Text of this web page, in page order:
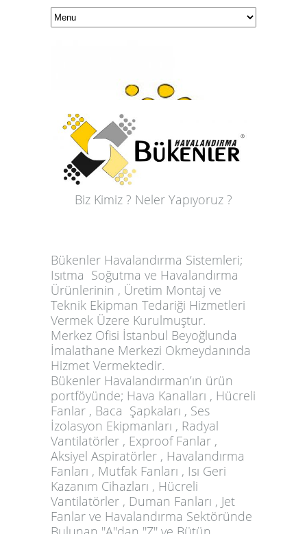
Biz Kimiz ? Neler Yapıyoruz ?
Bükenler Havalandırma Sistemleri;
Isıtma Soğutma ve Havalandırma
Ürünlerinin , Üretim Montaj ve
Teknik Ekipman Tedariği Hizmetleri
Vermek Üzere Kurulmuştur.
Merkez Ofisi İstanbul Beyoğlunda
İmalathane Merkezi Okmeydanında
Hizmet Vermektedir.
Bükenler Havalandırman’ın ürün
portföyünde; Hava Kanalları , Hücreli
Fanlar , Baca Şapkaları , Ses
İzolasyon Ekipmanları , Radyal
Vantilatörler , Exproof Fanlar ,
Aksiyel Aspiratörler , Havalandırma
Fanları , Mutfak Fanları , Isı Geri
Kazanım Cihazları , Hücreli
Vantilatörler , Duman Fanları , Jet
Fanlar ve Havalandırma Sektöründe